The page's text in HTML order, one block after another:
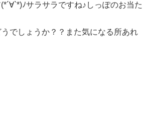
ﾉサラサラですね♪しっぽのお当た
でしょうか？？また気になる所あれ